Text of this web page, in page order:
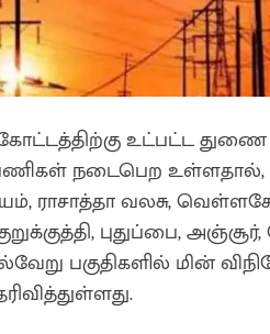
கோட்டத்திற்கு உட்பட்ட
பணிகள் நடைபெற
ராசாத்தா வலசு,
புதுப்பை,
பகுதிகளில் மின்